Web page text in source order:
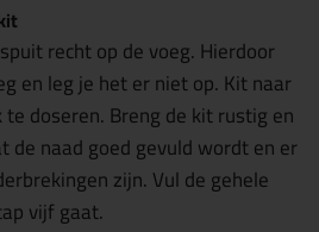
recht op de voeg. Hierdoor
en leg je het er niet op. Kit naar
doseren. Breng de kit rustig en
de naad goed gevuld wordt en er
zijn. Vul de gehele
vijf gaat.